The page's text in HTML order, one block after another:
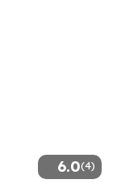
6.0(4)